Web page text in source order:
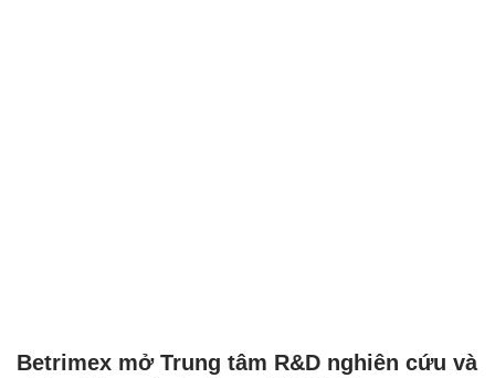
Betrimex mở Trung tâm R&D nghiên cứu và